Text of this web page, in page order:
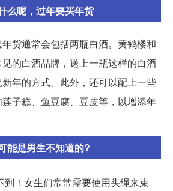
么呢，过年要买年货
货通常会包括两瓶白酒。黄鹤楼和
的白酒品牌，送上一瓶这样的白酒
年的方式。此外，还可以配上一些
子糕、鱼豆腐、豆皮等，以增添年
能是男生不知道的?
到！女生们常常需要使用头绳来束